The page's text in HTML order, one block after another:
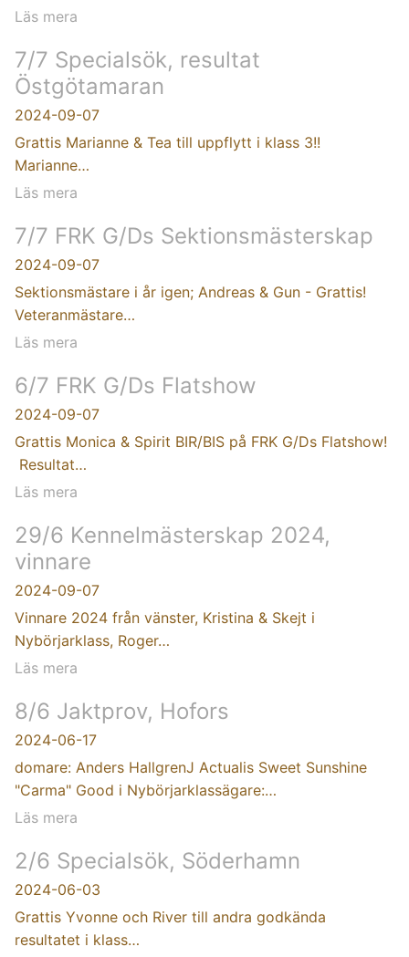
Läs mera
7/7 Specialsök, resultat
Östgötamaran
2024-09-07
Grattis Marianne & Tea till uppflytt i klass 3!!
Marianne…
Läs mera
7/7 FRK G/Ds Sektionsmästerskap
2024-09-07
Sektionsmästare i år igen; Andreas & Gun - Grattis!
Veteranmästare…
Läs mera
6/7 FRK G/Ds Flatshow
2024-09-07
Grattis Monica & Spirit BIR/BIS på FRK G/Ds Flatshow!
Resultat…
Läs mera
29/6 Kennelmästerskap 2024,
vinnare
2024-09-07
Vinnare 2024 från vänster, Kristina & Skejt i
Nybörjarklass, Roger…
Läs mera
8/6 Jaktprov, Hofors
2024-06-17
domare: Anders HallgrenJ Actualis Sweet Sunshine
"Carma" Good i Nybörjarklassägare:…
Läs mera
2/6 Specialsök, Söderhamn
2024-06-03
Grattis Yvonne och River till andra godkända
resultatet i klass…